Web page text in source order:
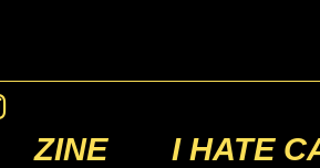
ZINE I HATE